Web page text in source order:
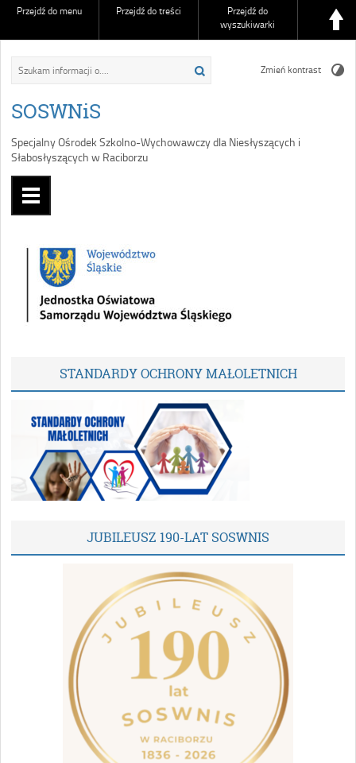
Przejdź do menu Przejdź do treści
Przejdź do
wyszukiwarki
SOSWNiS
Specjalny Ośrodek Szkolno-Wychowawczy dla Niesłyszących i
Słabosłyszących w Raciborzu
Zmień kontrast
STANDARDY OCHRONY MAŁOLETNICH
JUBILEUSZ 190-LAT SOSWNIS